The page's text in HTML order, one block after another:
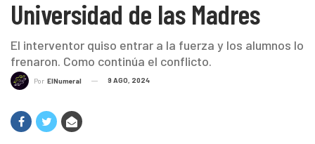
Universidad de las Madres
El interventor quiso entrar a la fuerza y los alumnos lo
frenaron. Como continúa el conflicto.
Por ElNumeral 9 AGO, 2024